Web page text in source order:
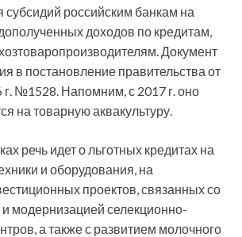
субсидий российским банкам на
доходов по кредитам,
Документ
в постановление правительства от
г. №1528. Напомним, с 2017 г. оно
на товарную аквакультуру.
речь идет о льготных кредитах на
и оборудования, на
проектов, связанных со
и модернизацией селекционно-
а также с развитием молочного